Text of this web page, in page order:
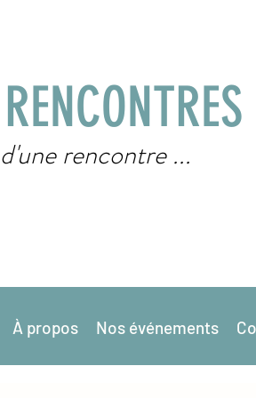
rencontre ...
À propos Nos événements